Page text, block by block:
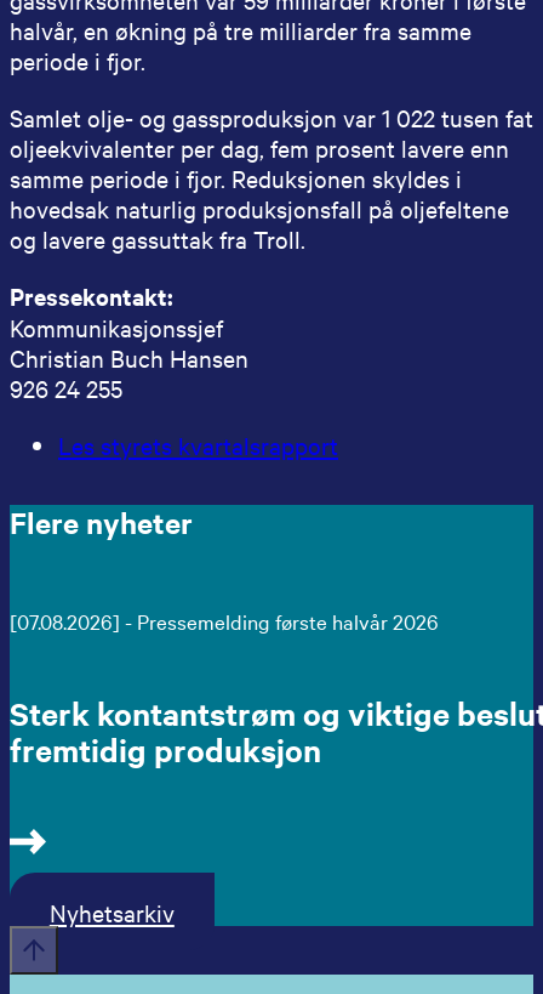
halvår, en økning på tre milliarder fra samme
periode i fjor.
Samlet olje- og gassproduksjon var 1 022 tusen fat
oljeekvivalenter per dag, fem prosent lavere enn
samme periode i fjor. Reduksjonen skyldes i
hovedsak naturlig produksjonsfall på oljefeltene
og lavere gassuttak fra Troll.
Pressekontakt:
Kommunikasjonssjef
Christian Buch Hansen
926 24 255
Les styrets kvartalsrapport
Flere nyheter
[07.08.2026] - Pressemelding første halvår 2026
Sterk kontantstrøm og viktige
fremtidig produksjon
Nyhetsarkiv